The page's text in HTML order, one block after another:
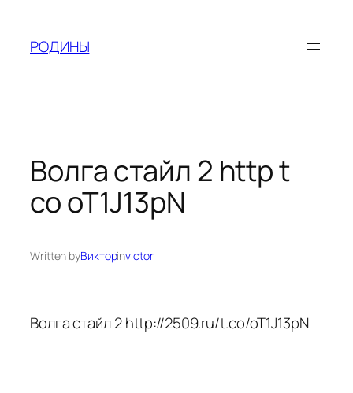
content
РОДИНЫ
Волга стайл 2 http t
co oT1J13pN
Written byВикторinvictor
Волга стайл 2 http://2509.ru/t.co/oT1J13pN